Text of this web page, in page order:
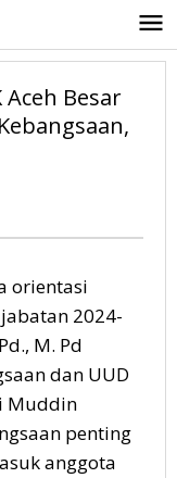
Aceh Besar
orientasi
jabatan 2024-
M. Pd
dan UUD
Muddin
penting
anggota